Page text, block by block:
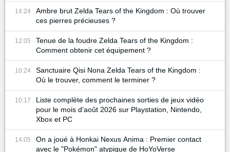
14:24
Ambre brut Zelda Tears of the Kingdom : Où trouver
ces pierres précieuses ?
12:05
Tenue de la foudre Zelda Tears of the Kingdom :
Comment obtenir cet équipement ?
10:24
Sanctuaire Qisi Nona Zelda Tears of the Kingdom :
Où le trouver, comment le terminer ?
10:17
Liste complète des prochaines sorties de jeux vidéo
pour le mois d'août 2026 sur Playstation, Nintendo,
Xbox et PC
14:05
On a joué à Honkai Nexus Anima : Premier contact
avec le "Pokémon" atypique de HoYoVerse